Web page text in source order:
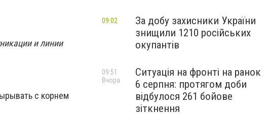
и линии
с корнем
За добу захисники України
знищили 1210 російських
окупантів
09:02
Ситуація на фронті на ранок
6 серпня: протягом доби
відбулося 261 бойове
зіткнення
09:51
Вчора